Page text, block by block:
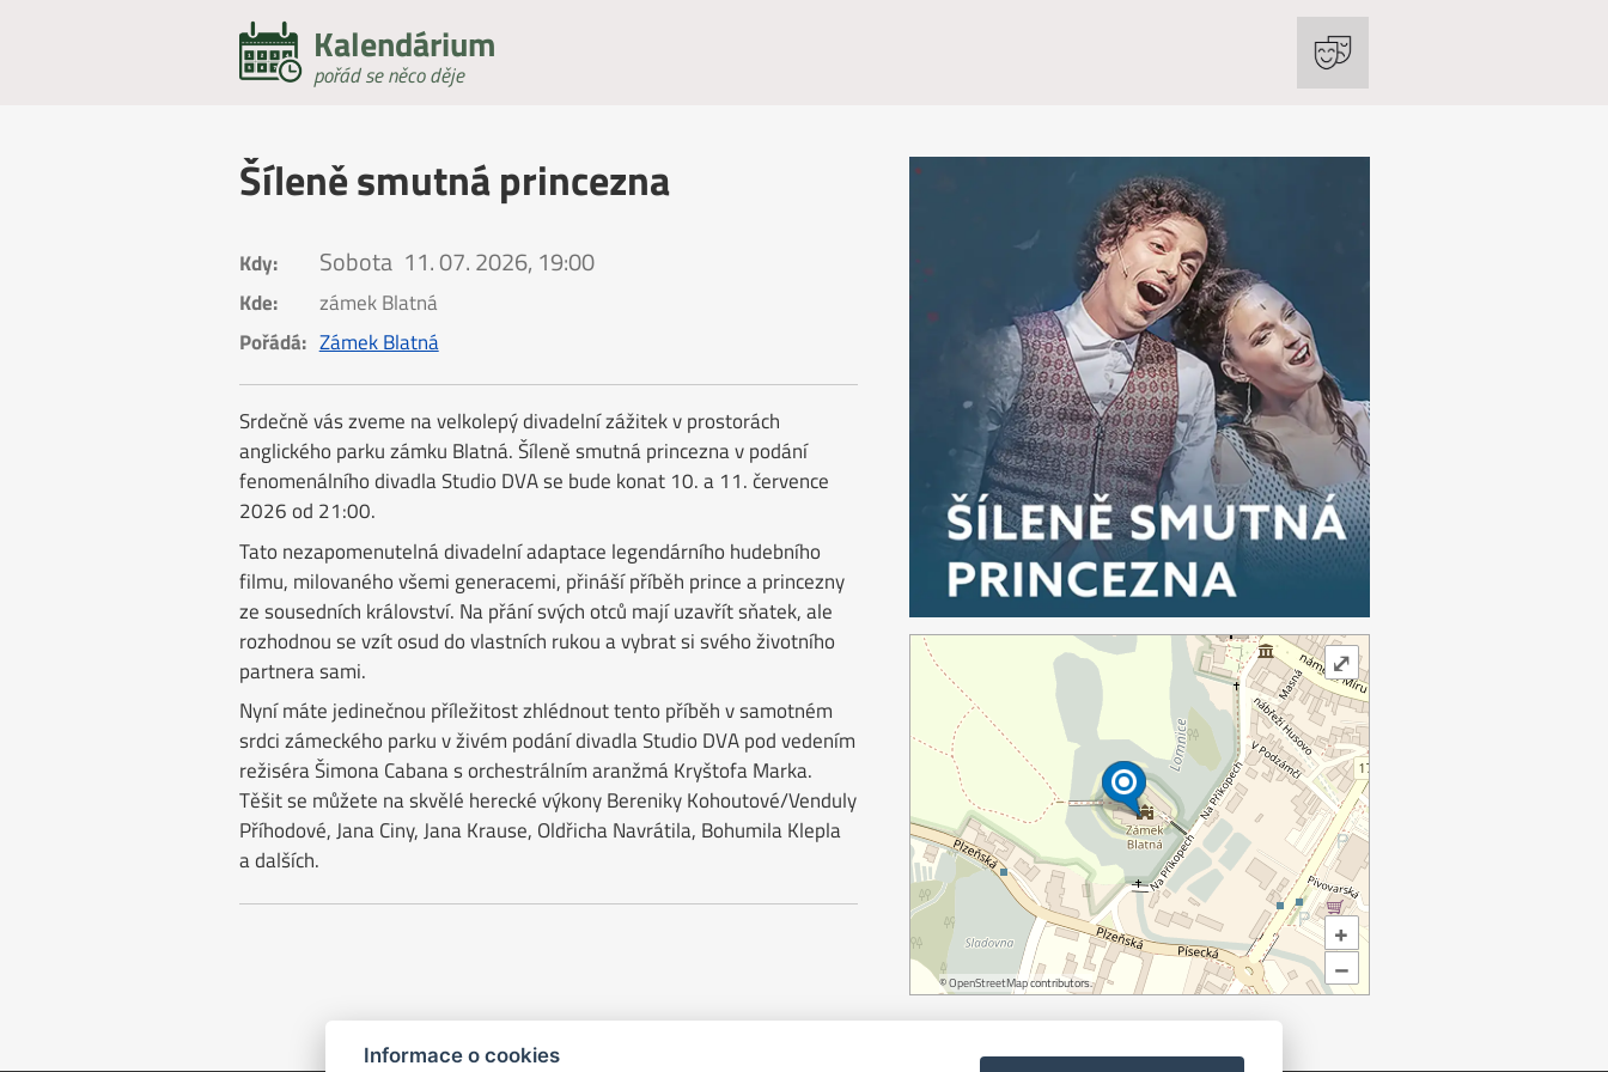
Kalendárium
pořád se něco děje
Šíleně smutná princezna
Kdy: Sobota 11. 07. 2026, 19:00
Kde:
zámek Blatná
Pořádá: Zámek Blatná
Srdečně vás zveme na velkolepý divadelní zážitek v prostorách
anglického parku zámku Blatná. Šíleně smutná princezna v podání
fenomenálního divadla Studio DVA se bude konat 10. a 11. července
2026 od 21:00.
Tato nezapomenutelná divadelní adaptace legendárního hudebního
filmu, milovaného všemi generacemi, přináší příběh prince a princezny
ze sousedních království. Na přání svých otců mají uzavřít sňatek, ale
rozhodnou se vzít osud do vlastních rukou a vybrat si svého životního
partnera sami.
Nyní máte jedinečnou příležitost zhlédnout tento příběh v samotném
srdci zámeckého parku v živém podání divadla Studio DVA pod vedením
režiséra Šimona Cabana s orchestrálním aranžmá Kryštofa Marka.
Těšit se můžete na skvělé herecké výkony Bereniky Kohoutové/Venduly
Příhodové, Jana Ciny, Jana Krause, Oldřicha Navrátila, Bohumila Klepla
a dalších.
+
–
©OpenStreetMapcontributors.
⤢
Informace o cookies